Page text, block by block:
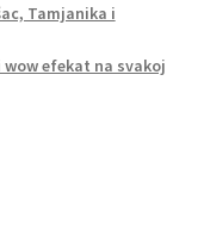
Tamjanika i
efekat na svakoj